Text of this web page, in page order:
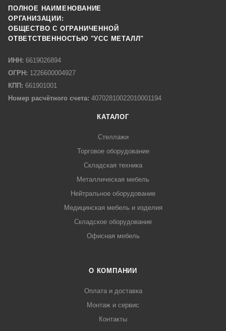
ПОЛНОЕ НАИМЕНОВАНИЕ
ОРГАНИЗАЦИИ:
ОБЩЕСТВО С ОГРАНИЧЕННОЙ
ОТВЕТСТВЕННОСТЬЮ "УСС МЕТАЛЛ"
ИНН: 6619026894
ОГРН: 1226600004927
КПП: 661901001
Номер расчётного счета: 40702810022010001194
КАТАЛОГ
Стеллажи
Торговое оборудование
Складская техника
Металлическая мебель
Нейтральное оборудование
Медицинская мебель и изделия
Складское оборудование
Офисная мебель
О КОМПАНИИ
Оплата и доставка
Монтаж и сервис
Контакты